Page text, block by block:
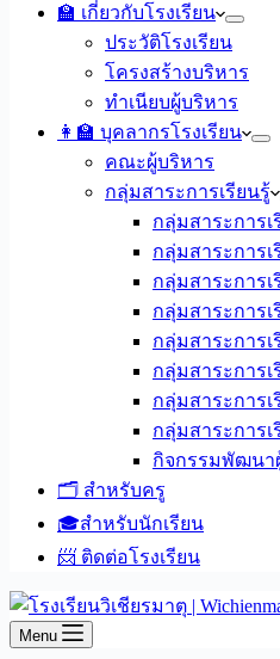
🏫 เกี่ยวกับโรงเรียน
ประวัติโรงเรียน
โครงสร้างบริหาร
ทำเนียบผู้บริหาร
👩‍🏫 บุคลากรโรงเรียน
คณะผู้บริหาร
กลุ่มสาระการเรียนรู้
กลุ่มสาระการ
กลุ่มสาระการ
กลุ่มสาระการ
กลุ่มสาระการ
กลุ่มสาระการ
กลุ่มสาระการ
กลุ่มสาระการเ
กลุ่มสาระการ
กิจกรรมพัฒนา
🗂️ สำหรับครู
🎓สำหรับนักเรียน
📨 ติดต่อโรงเรียน
Menu